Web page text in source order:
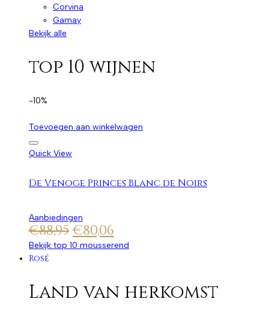
Corvina
Gamay
Bekijk alle
top 10 wijnen
-10%
Toevoegen aan winkelwagen
Quick View
De Venoge Princes Blanc de Noirs
Aanbiedingen
€88,95€80,06
Bekijk top 10 mousserend
Rosé
Land van herkomst